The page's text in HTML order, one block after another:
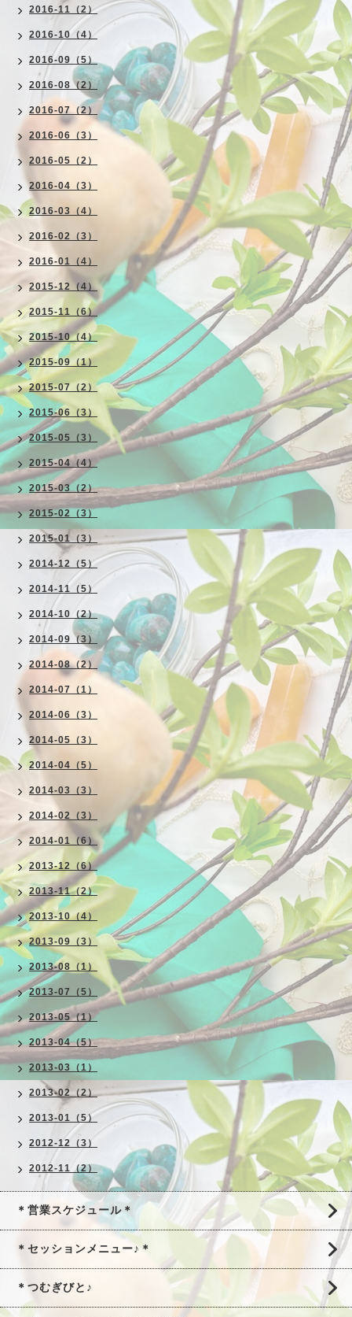
2016-11（2）
2016-10（4）
2016-09（5）
2016-08（2）
2016-07（2）
2016-06（3）
2016-05（2）
2016-04（3）
2016-03（4）
2016-02（3）
2016-01（4）
2015-12（4）
2015-11（6）
2015-10（4）
2015-09（1）
2015-07（2）
2015-06（3）
2015-05（3）
2015-04（4）
2015-03（2）
2015-02（3）
2015-01（3）
2014-12（5）
2014-11（5）
2014-10（2）
2014-09（3）
2014-08（2）
2014-07（1）
2014-06（3）
2014-05（3）
2014-04（5）
2014-03（3）
2014-02（3）
2014-01（6）
2013-12（6）
2013-11（2）
2013-10（4）
2013-09（3）
2013-08（1）
2013-07（5）
2013-05（1）
2013-04（5）
2013-03（1）
2013-02（2）
2013-01（5）
2012-12（3）
2012-11（2）
＊営業スケジュール＊
＊セッションメニュー♪＊
＊つむぎびと♪